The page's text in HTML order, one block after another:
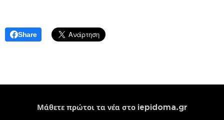
Share
Μάθετε πρώτοι τα νέα στο iepidoma.gr